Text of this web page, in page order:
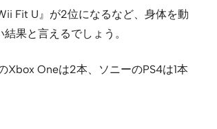
Fit U』が2位になるなど、身体を動
果と言えるでしょう。
Oneは2本、ソニーのPS4は1本